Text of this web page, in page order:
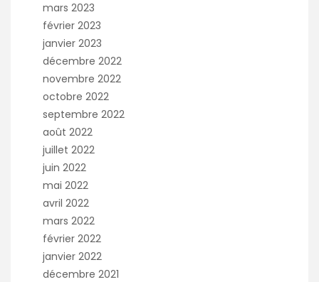
mars 2023
février 2023
janvier 2023
décembre 2022
novembre 2022
octobre 2022
septembre 2022
août 2022
juillet 2022
juin 2022
mai 2022
avril 2022
mars 2022
février 2022
janvier 2022
décembre 2021